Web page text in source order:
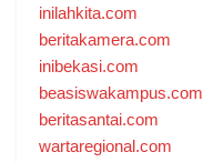
inilahkita.com
beritakamera.com
inibekasi.com
beasiswakampus.com
beritasantai.com
wartaregional.com